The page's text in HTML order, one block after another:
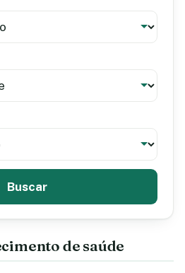
Buscar
de saúde